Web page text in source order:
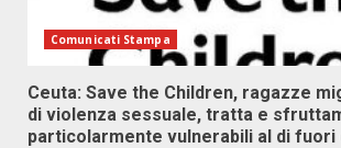
Comunicati Stampa
Ceuta: Save the Children, ragazze
di violenza sessuale, tratta e
particolarmente vulnerabili al di fuori